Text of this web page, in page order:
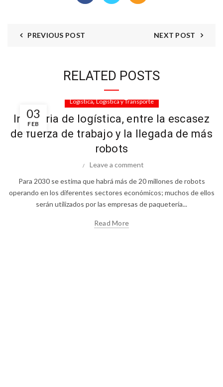
PREVIOUS POST NEXT POST
RELATED POSTS
03
FEB
Logistica,Logistica y Transporte
Industria de logística, entre la escasez
de fuerza de trabajo y la llegada de más
robots
Leave a comment
Para 2030 se estima que habrá más de 20 millones de robots
operando en los diferentes sectores económicos; muchos de ellos
serán utilizados por las empresas de paquetería...
Read More